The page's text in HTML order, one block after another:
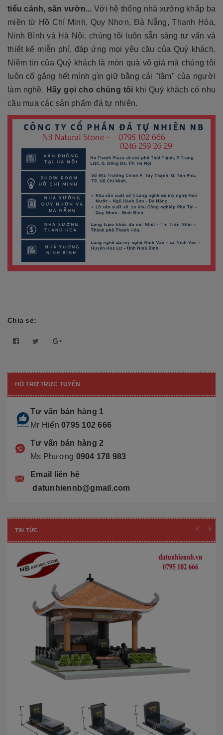
tiểu cảnh, sân vườn...Với hệ thống nhà xưởng khắp ba
miền từ Hồ Chí Minh, Quy Nhơn, Đà Nẵng, Thanh Hóa,
Ninh Bình và Hà Nội, chúng tôi luôn sẵn sàng tư vấn và
thiết kế miễn phí, đáp ứng mọi yêu cầu của Quý khách.
Niềm tin của Quý khách là món quà vô giá mà chúng tôi
luôn cố gắng hết mình gìn giữ bằng cái "tâm" của người
làm nghề. Hãy gọi cho chúng tôi khi Quý khách có nhu
cầu mua các sản phẩm đá tự nhiên.
Chia sẻ:
HỖ TRỢ TRỰC TUYẾN
Tư vấn bán hàng 1
Mr Hiển 0795 102 666
Tư vấn bán hàng 2
Ms Phương 0904 178 983
Email liên hệ
datunhiennb@gmail.com
TIN TỨC